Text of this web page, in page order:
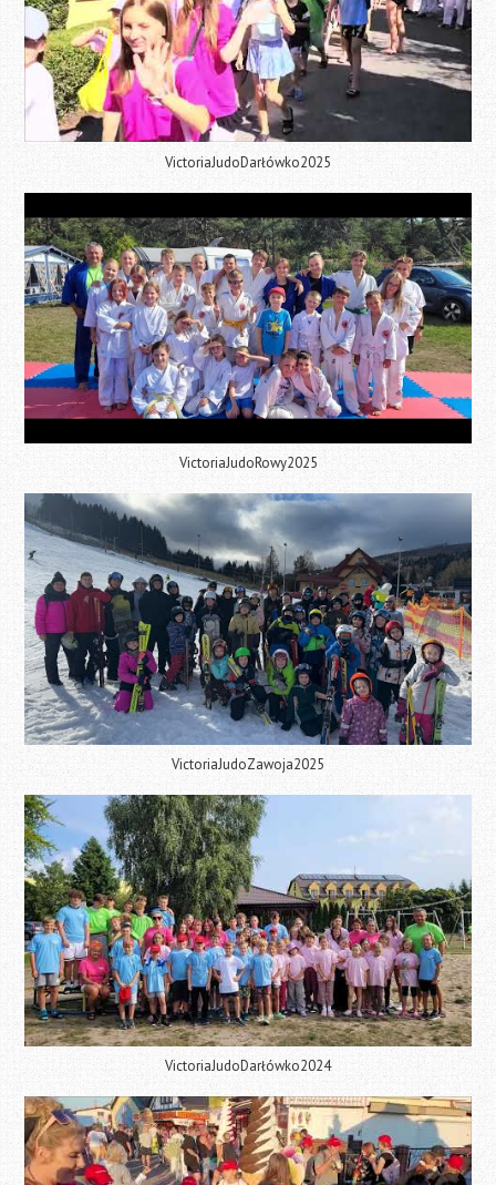
VictoriaJudoDarłówko2025
VictoriaJudoRowy2025
VictoriaJudoZawoja2025
VictoriaJudoDarłówko2024